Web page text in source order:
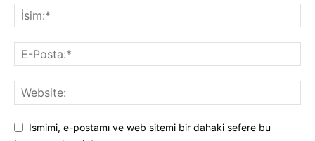
Ismimi, e-postamı ve web sitemi bir dahaki sefere bu